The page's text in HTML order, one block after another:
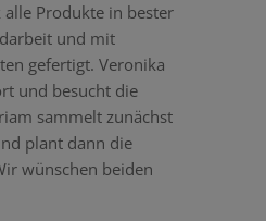
Produkte in bester
und mit
gefertigt. Veronika
und besucht die
sammelt zunächst
plant dann die
wünschen beiden